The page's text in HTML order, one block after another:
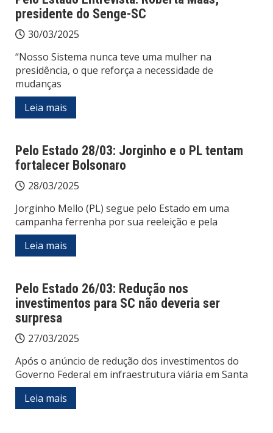
presidente do Senge-SC
30/03/2025
“Nosso Sistema nunca teve uma mulher na
presidência, o que reforça a necessidade de
mudanças
Leia mais
Pelo Estado 28/03: Jorginho e o PL tentam
fortalecer Bolsonaro
28/03/2025
Jorginho Mello (PL) segue pelo Estado em uma
campanha ferrenha por sua reeleição e pela
Leia mais
Pelo Estado 26/03: Redução nos
investimentos para SC não deveria ser
surpresa
27/03/2025
Após o anúncio de redução dos investimentos do
Governo Federal em infraestrutura viária em Santa
Leia mais